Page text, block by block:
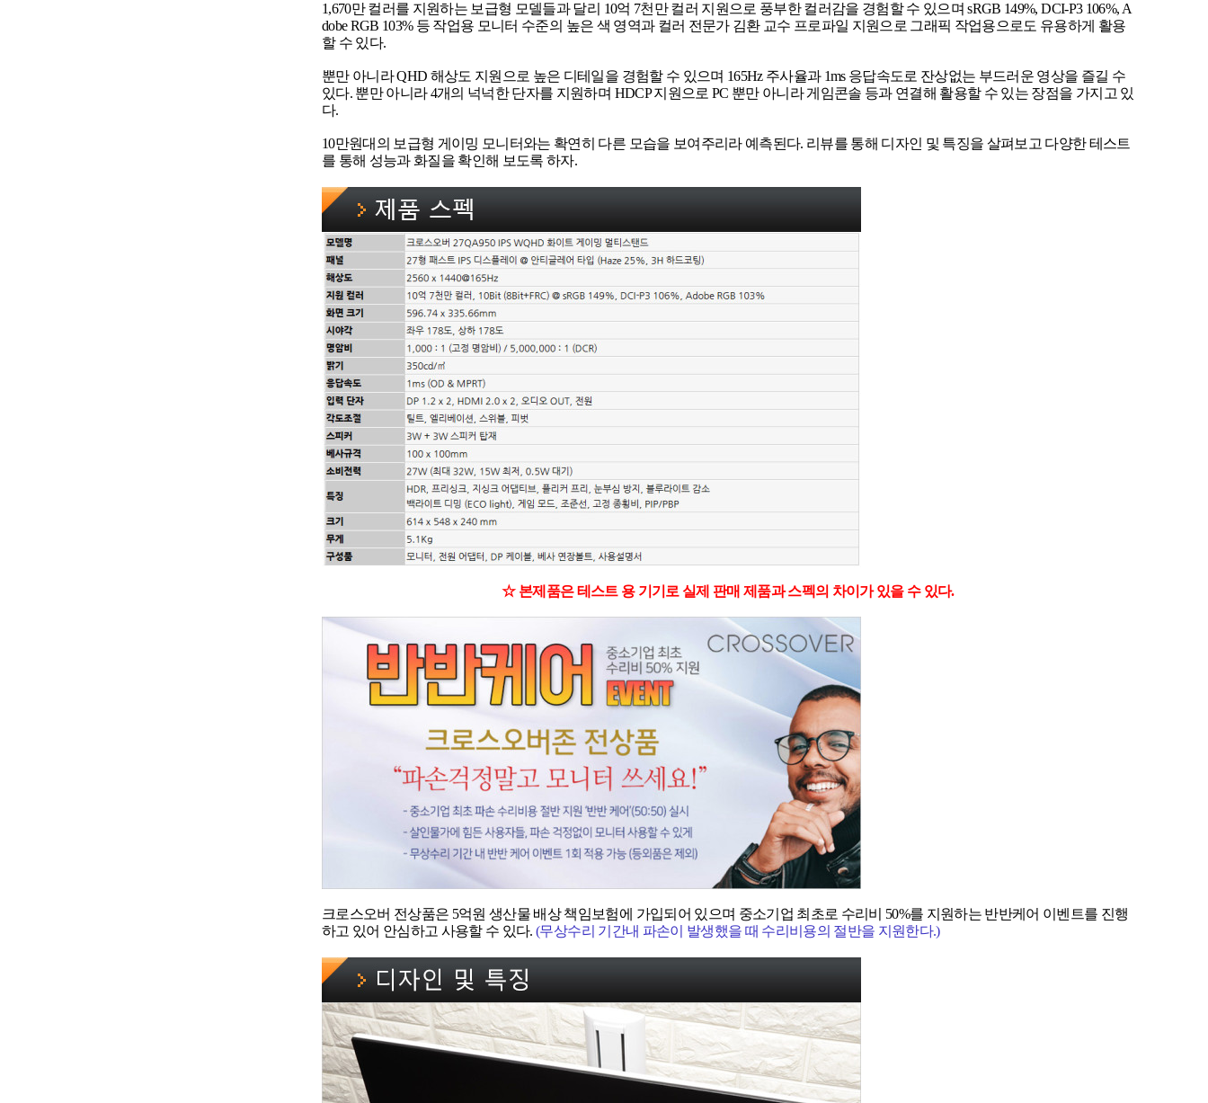
1,670만 컬러를 지원하는 보급형 모델들과 달리 10억 7천만 컬러 지원으로 풍부한 컬러감을 경험할 수 있으며 sRGB 149%, DCI-P3 106%, A
dobe RGB 103% 등 작업용 모니터 수준의 높은 색 영역과 컬러 전문가 김환 교수 프로파일 지원으로 그래픽 작업용으로도 유용하게 활용
할 수 있다.
뿐만 아니라 QHD 해상도 지원으로 높은 디테일을 경험할 수 있으며 165Hz 주사율과 1ms 응답속도로 잔상없는 부드러운 영상을 즐길 수
있다. 뿐만 아니라 4개의 넉넉한 단자를 지원하며 HDCP 지원으로 PC 뿐만 아니라 게임콘솔 등과 연결해 활용할 수 있는 장점을 가지고 있
다.
10만원대의 보급형 게이밍 모니터와는 확연히 다른 모습을 보여주리라 예측된다. 리뷰를 통해 디자인 및 특징을 살펴보고 다양한 테스트
를 통해 성능과 화질을 확인해 보도록 하자.
☆ 본제품은 테스트 용 기기로 실제 판매 제품과 스펙의 차이가 있을 수 있다.
크로스오버 전상품은 5억원 생산물 배상 책임보험에 가입되어 있으며 중소기업 최초로 수리비 50%를 지원하는 반반케어 이벤트를 진행
하고 있어 안심하고 사용할 수 있다. (무상수리 기간내 파손이 발생했을 때 수리비용의 절반을 지원한다.)